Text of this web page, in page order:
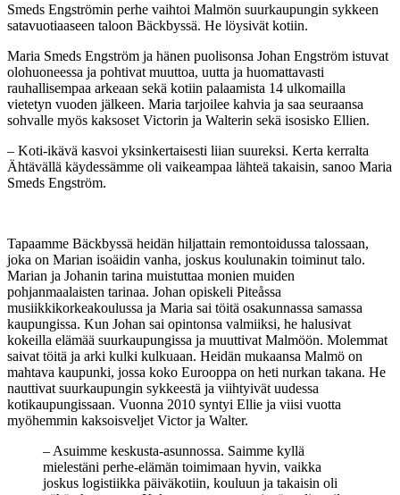
Smeds Engströmin perhe vaihtoi Malmön suurkaupungin sykkeen
satavuotiaaseen taloon Bäckbyssä. He löysivät kotiin.
Maria Smeds Engström ja hänen puolisonsa Johan Engström istuvat
olohuoneessa ja pohtivat muuttoa, uutta ja huomattavasti
rauhallisempaa arkeaan sekä kotiin palaamista 14 ulkomailla
vietetyn vuoden jälkeen. Maria tarjoilee kahvia ja saa seuraansa
sohvalle myös kaksoset Victorin ja Walterin sekä isosisko Ellien.
– Koti-ikävä kasvoi yksinkertaisesti liian suureksi. Kerta kerralta
Ähtävällä käydessämme oli vaikeampaa lähteä takaisin, sanoo Maria
Smeds Engström.
Tapaamme Bäckbyssä heidän hiljattain remontoidussa talossaan,
joka on Marian isoäidin vanha, joskus koulunakin toiminut talo.
Marian ja Johanin tarina muistuttaa monien muiden
pohjanmaalaisten tarinaa. Johan opiskeli Piteåssa
musiikkikorkeakoulussa ja Maria sai töitä osakunnassa samassa
kaupungissa. Kun Johan sai opintonsa valmiiksi, he halusivat
kokeilla elämää suurkaupungissa ja muuttivat Malmöön. Molemmat
saivat töitä ja arki kulki kulkuaan. Heidän mukaansa Malmö on
mahtava kaupunki, jossa koko Eurooppa on heti nurkan takana. He
nauttivat suurkaupungin sykkeestä ja viihtyivät uudessa
kotikaupungissaan. Vuonna 2010 syntyi Ellie ja viisi vuotta
myöhemmin kaksoisveljet Victor ja Walter.
– Asuimme keskusta-asunnossa. Saimme kyllä
mielestäni perhe-elämän toimimaan hyvin, vaikka
joskus logistiikka päiväkotiin, kouluun ja takaisin oli